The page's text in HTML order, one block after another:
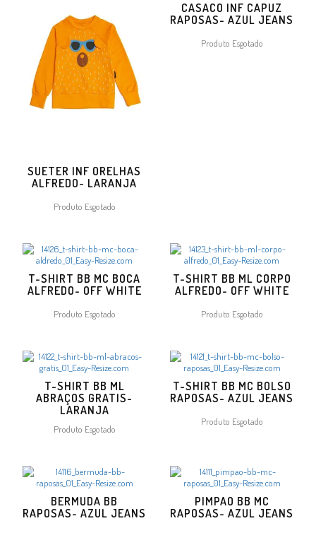
SUETER INF ORELHAS
ALFREDO- LARANJA
Produto Esgotado
CASACO INF CAPUZ
RAPOSAS- AZUL JEANS
Produto Esgotado
T-SHIRT BB MC BOCA
ALFREDO- OFF WHITE
Produto Esgotado
T-SHIRT BB ML CORPO
ALFREDO- OFF WHITE
Produto Esgotado
T-SHIRT BB ML
ABRAÇOS GRATIS-
LARANJA
Produto Esgotado
T-SHIRT BB MC BOLSO
RAPOSAS- AZUL JEANS
Produto Esgotado
BERMUDA BB
RAPOSAS- AZUL JEANS
PIMPAO BB MC
RAPOSAS- AZUL JEANS